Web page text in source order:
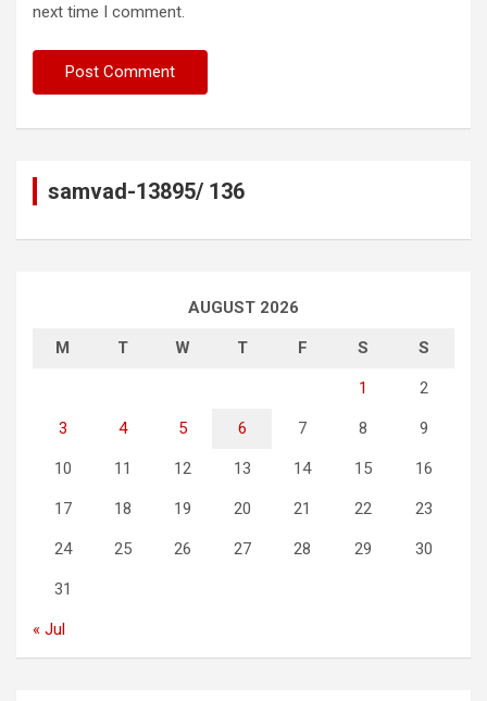
next time I comment.
samvad-13895/ 136
AUGUST 2026
M T W T F S S
1 2
3 4 5 6 7 8 9
10 11 12 13 14 15 16
17 18 19 20 21 22 23
24 25 26 27 28 29 30
31
« Jul